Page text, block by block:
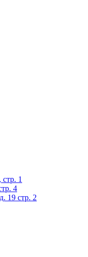
1
4
19 стр. 2